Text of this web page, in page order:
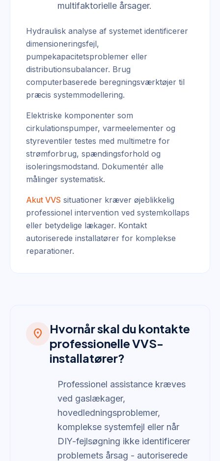
multifaktorielle årsager.
Hydraulisk analyse af systemet identificerer
dimensioneringsfejl,
pumpekapacitetsproblemer eller
distributionsubalancer. Brug
computerbaserede beregningsværktøjer til
præcis systemmodellering.
Elektriske komponenter som
cirkulationspumper, varmeelementer og
styreventiler testes med multimetre for
strømforbrug, spændingsforhold og
isoleringsmodstand. Dokumentér alle
målinger systematisk.
Akut VVS situationer kræver øjeblikkelig
professionel intervention ved systemkollaps
eller betydelige lækager. Kontakt
autoriserede installatører for komplekse
reparationer.
location_on
Hvornår skal du kontakte
professionelle VVS-
installatører?
Professionel assistance kræves
ved gaslækager,
hovedledningsproblemer,
komplekse systemfejl eller når
DIY-fejlsøgning ikke identificerer
problemets årsag - autoriserede